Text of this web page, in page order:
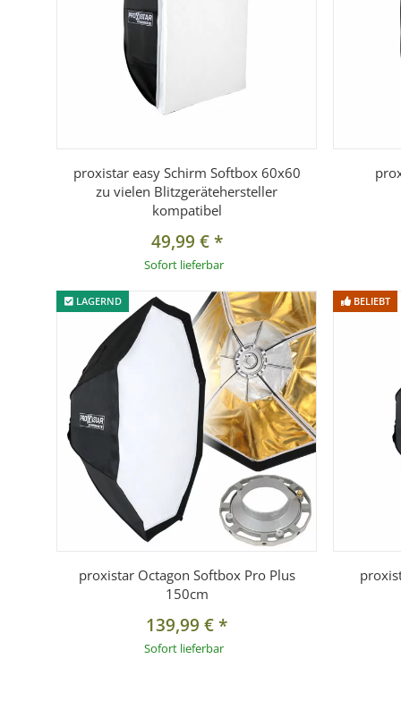
proxistar easy Schirm Softbox 60x60
zu vielen Blitzgerätehersteller
kompatibel
49,99 €*
Sofort lieferbar
LAGERND
proxistar Octagon Softbox Pro Plus
150cm
139,99 €*
Sofort lieferbar
BELIEBT